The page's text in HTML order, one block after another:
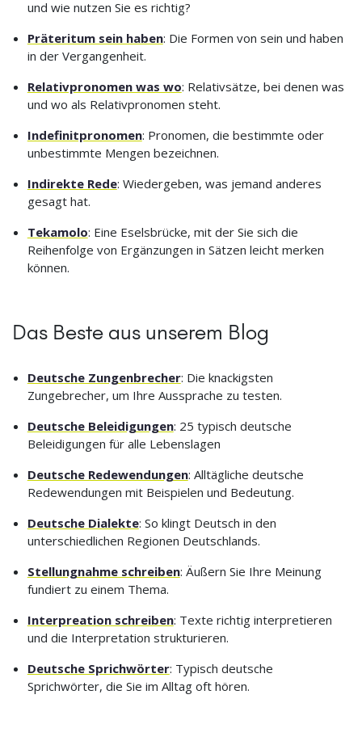
und wie nutzen Sie es richtig?
Präteritum sein haben: Die Formen von sein und haben
in der Vergangenheit.
Relativpronomen was wo: Relativsätze, bei denen was
und wo als Relativpronomen steht.
Indefinitpronomen: Pronomen, die bestimmte oder
unbestimmte Mengen bezeichnen.
Indirekte Rede: Wiedergeben, was jemand anderes
gesagt hat.
Tekamolo: Eine Eselsbrücke, mit der Sie sich die
Reihenfolge von Ergänzungen in Sätzen leicht merken
können.
Das Beste aus unserem Blog
Deutsche Zungenbrecher: Die knackigsten
Zungebrecher, um Ihre Aussprache zu testen.
Deutsche Beleidigungen: 25 typisch deutsche
Beleidigungen für alle Lebenslagen
Deutsche Redewendungen: Alltägliche deutsche
Redewendungen mit Beispielen und Bedeutung.
Deutsche Dialekte: So klingt Deutsch in den
unterschiedlichen Regionen Deutschlands.
Stellungnahme schreiben: Äußern Sie Ihre Meinung
fundiert zu einem Thema.
Interpreation schreiben: Texte richtig interpretieren
und die Interpretation strukturieren.
Deutsche Sprichwörter: Typisch deutsche
Sprichwörter, die Sie im Alltag oft hören.